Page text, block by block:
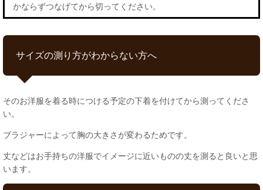
かならずつなげてから切ってください。
サイズの測り方がわからない方へ
そのお洋服を着る時につける予定の下着を付けてから測ってくださ
い。
ブラジャーによって胸の大きさが変わるためです。
丈などはお手持ちの洋服でイメージに近いものの丈を測ると良いと思
います。